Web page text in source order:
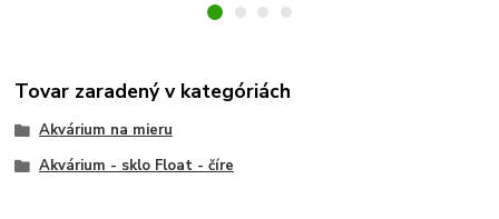
Tovar zaradený v kategóriách
Akvárium na mieru
Akvárium - sklo Float - číre